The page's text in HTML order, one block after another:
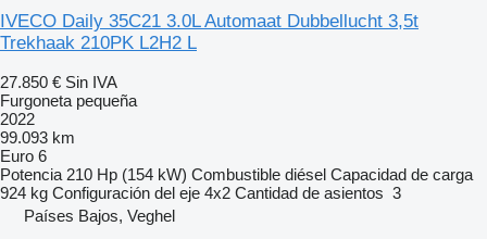
IVECO Daily 35C21 3.0L Automaat Dubbellucht 3,5t
Trekhaak 210PK L2H2 L
27.850 € Sin IVA
Furgoneta pequeña
2022
99.093 km
Euro 6
Potencia 210 Hp (154 kW) Combustible diésel Capacidad de carga
924 kg Configuración del eje 4x2 Cantidad de asientos 3
Países Bajos, Veghel